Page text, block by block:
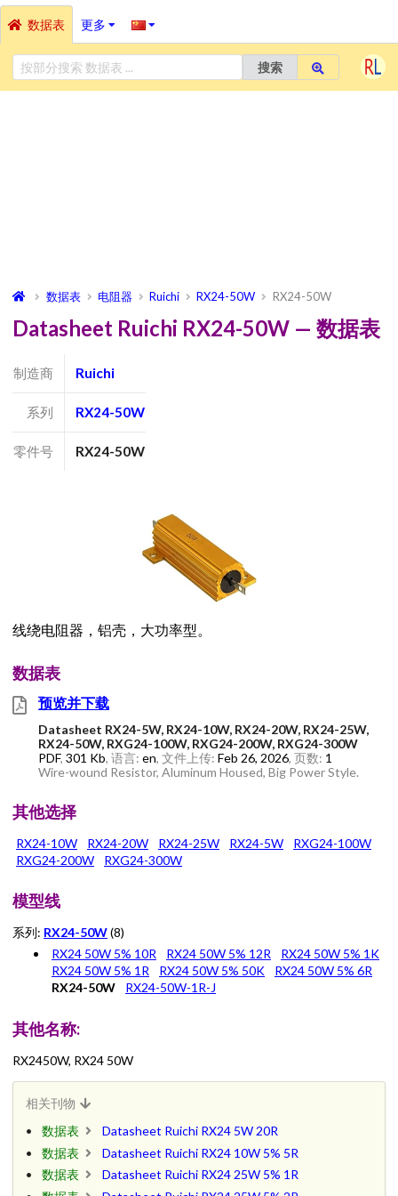
数据表 更多
搜索
数据表 电阻器 Ruichi RX24-50W RX24-50W
Datasheet Ruichi RX24-50W — 数据表
制造商 Ruichi
系列 RX24-50W
零件号 RX24-50W
线绕电阻器，铝壳，大功率型。
数据表
预览并下载
Datasheet RX24-5W, RX24-10W, RX24-20W, RX24-25W,
RX24-50W, RXG24-100W, RXG24-200W, RXG24-300W
PDF, 301 Kb, 语言: en, 文件上传: Feb 26, 2026, 页数: 1
Wire-wound Resistor, Aluminum Housed, Big Power Style.
其他选择
RX24-10W RX24-20W RX24-25W RX24-5W
RXG24-100W
RXG24-200W
RXG24-300W
模型线
系列: RX24-50W(8)
RX24 50W 5% 10R
RX24 50W 5% 12R
RX24 50W 5% 1K
RX24 50W 5% 1R
RX24 50W 5% 50K
RX24 50W 5% 6R
RX24-50W
RX24-50W-1R-J
其他名称:
RX2450W, RX24 50W
相关刊物
数据表
Datasheet Ruichi RX24 5W 20R
数据表
Datasheet Ruichi RX24 10W 5% 5R
数据表
Datasheet Ruichi RX24 25W 5% 1R